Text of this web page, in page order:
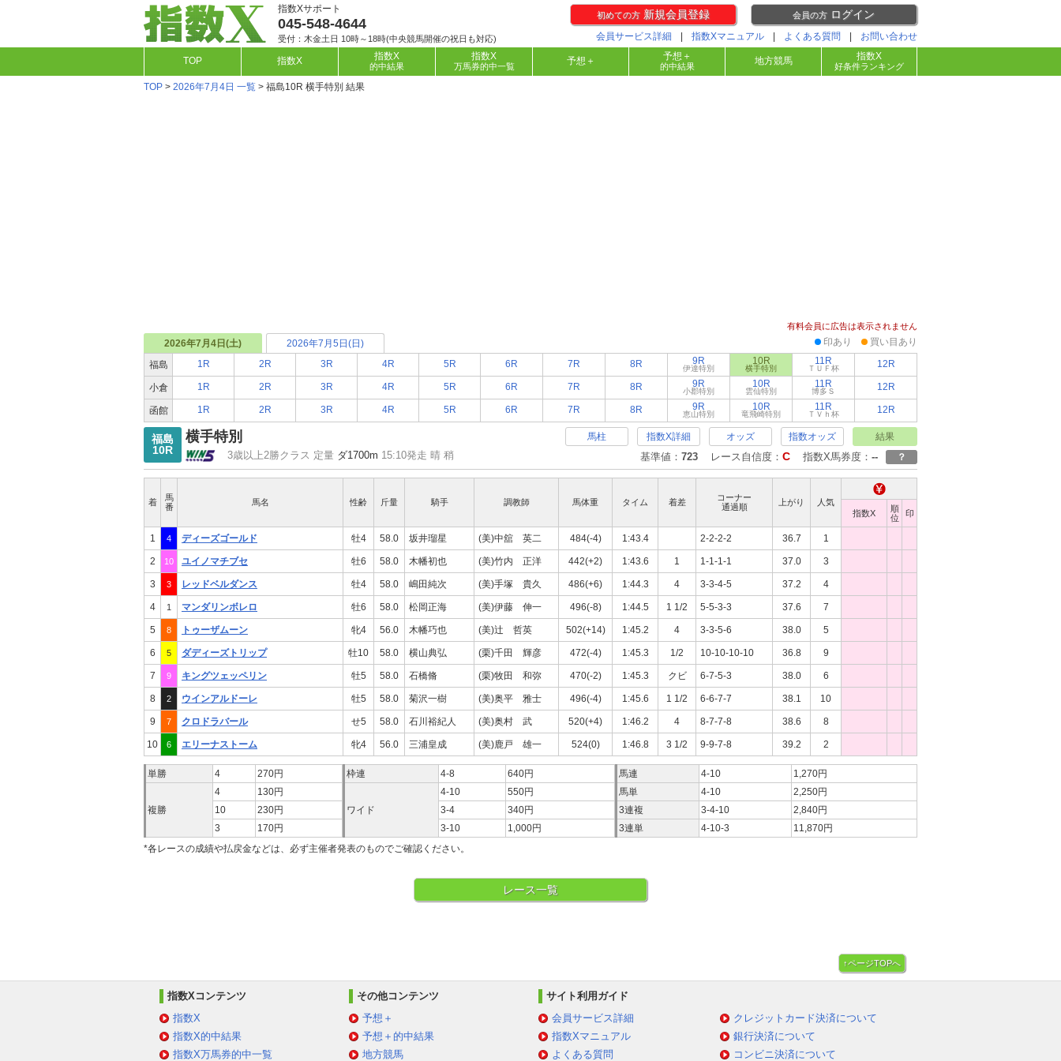
指数Xサポート
045-548-4644
受付：木金土日 10時～18時(中央競馬開催の祝日も対応)
初めての方新規会員登録 会員の方 ログイン
会員サービス詳細 指数Xマニュアル よくある質問 お問い合わせ
TOP 指数X 指数X
的中結果
指数X
万馬券的中一覧 予想＋ 予想＋
的中結果 地方競馬 指数X
好条件ランキング
TOP > 2026年7月4日 一覧 > 福島10R 横手特別 結果
有料会員に広告は表示されません
2026年7月4日(土) 2026年7月5日(日) 印あり 買い目あり
福島 1R 2R 3R 4R 5R 6R 7R 8R 9R
伊達特別
10R
横手特別
11R
ＴＵＦ杯 12R
小倉 1R 2R 3R 4R 5R 6R 7R 8R 9R
小郡特別
10R
雲仙特別
11R
博多Ｓ 12R
函館 1R 2R 3R 4R 5R 6R 7R 8R 9R
恵山特別
10R
竜飛崎特別
11R
ＴＶｈ杯 12R
福島
10R
横手特別
3歳以上2勝クラス 定量 ダ1700m 15:10発走 晴 稍
馬柱 指数X詳細 オッズ 指数オッズ 結果
基準値： 723 レース自信度： C 指数X馬券度： -- ？
着
馬
番
馬名 性齢 斤量 騎手 調教師 馬体重 タイム 着差
コーナー
通過順
上がり
人気
指数X
順
位
印
1 4 ディーズゴールド 牡4 58.0 坂井瑠星 (美)中舘 英二 484(-4) 1:43.4 2-2-2-2 36.7 1
2 10 ユイノマチブセ 牡6 58.0 木幡初也 (美)竹内 正洋 442(+2) 1:43.6 1 1-1-1-1 37.0 3
3 3 レッドベルダンス 牡4 58.0 嶋田純次 (美)手塚 貴久 486(+6) 1:44.3 4 3-3-4-5 37.2 4
4 1 マンダリンボレロ 牡6 58.0 松岡正海 (美)伊藤 伸一 496(-8) 1:44.5 1 1/2 5-5-3-3 37.6 7
5 8 トゥーザムーン 牝4 56.0 木幡巧也 (美)辻 哲英 502(+14) 1:45.2 4 3-3-5-6 38.0 5
6 5 ダディーズトリップ 牡10 58.0 横山典弘 (栗)千田 輝彦 472(-4) 1:45.3 1/2 10-10-10-10 36.8 9
7 9 キングツェッペリン 牡5 58.0 石橋脩 (栗)牧田 和弥 470(-2) 1:45.3 クビ 6-7-5-3 38.0 6
8 2 ウインアルドーレ 牡5 58.0 菊沢一樹 (美)奥平 雅士 496(-4) 1:45.6 1 1/2 6-6-7-7 38.1 10
9 7 クロドラバール せ5 58.0 石川裕紀人 (美)奥村 武 520(+4) 1:46.2 4 8-7-7-8 38.6 8
10 6 エリーナストーム 牝4 56.0 三浦皇成 (美)鹿戸 雄一 524(0) 1:46.8 3 1/2 9-9-7-8 39.2 2
単勝 4 270円
複勝
4
130円
10
230円
3
170円
枠連 4-8 640円
ワイド
4-10
550円
3-4
340円
3-10
1,000円
馬連 4-10
1,270円
馬単
4-10
2,250円
3連複
3-4-10
2,840円
3連単
4-10-3
11,870円
*各レースの成績や払戻金などは、必ず主催者発表のものでご確認ください。
レース一覧
↑ページTOPへ
指数Xコンテンツ
指数X
指数X的中結果
指数X万馬券的中一覧
その他コンテンツ
予想＋
予想＋的中結果
地方競馬
サイト利用ガイド
会員サービス詳細
クレジットカード決済について
指数Xマニュアル
銀行決済について
よくある質問
コンビニ決済について